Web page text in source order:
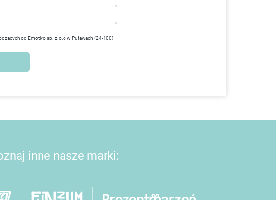
od Emotivo sp. z.o.o w Puławach (24-100)
inne nasze marki: